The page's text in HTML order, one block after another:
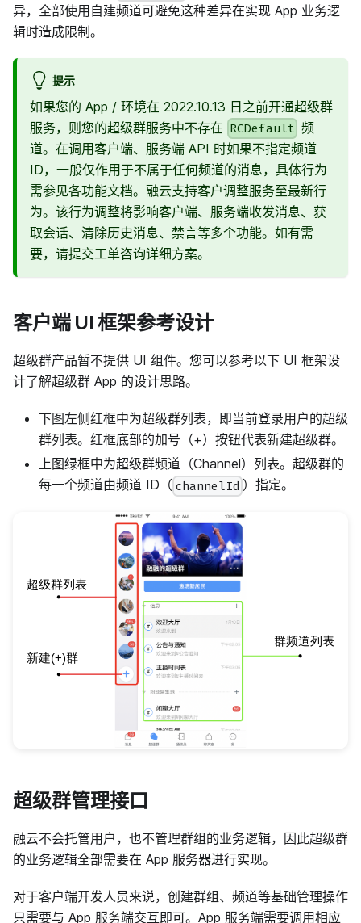
异，全部使用自建频道可避免这种差异在实现 App 业务逻
辑时造成限制。
提示
如果您的 App / 环境在 2022.10.13 日之前开通超级群
服务，则您的超级群服务中不存在 RCDefault 频
道。在调用客户端、服务端 API 时如果不指定频道
ID，一般仅作用于不属于任何频道的消息，具体行为
需参见各功能文档。融云支持客户调整服务至最新行
为。该行为调整将影响客户端、服务端收发消息、获
取会话、清除历史消息、禁言等多个功能。如有需
要，请提交工单咨询详细方案。
客户端 UI 框架参考设计
超级群产品暂不提供 UI 组件。您可以参考以下 UI 框架设
计了解超级群 App 的设计思路。
下图左侧红框中为超级群列表，即当前登录用户的超级
群列表。红框底部的加号（+）按钮代表新建超级群。
上图绿框中为超级群频道（Channel）列表。超级群的
每一个频道由频道 ID（ channelId ）指定。
超级群管理接口
融云不会托管用户，也不管理群组的业务逻辑，因此超级群
的业务逻辑全部需要在 App 服务器进行实现。
对于客户端开发人员来说，创建群组、频道等基础管理操作
只需要与 App 服务端交互即可。App 服务端需要调用相应